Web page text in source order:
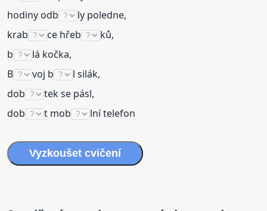
hodiny odb
ly poledne,
krab
ce hřeb
ků,
b
lá kočka,
B
voj b
l silák,
dob
tek se pásl,
dob
t mob lní telefon
Vyzkoušetcvičení